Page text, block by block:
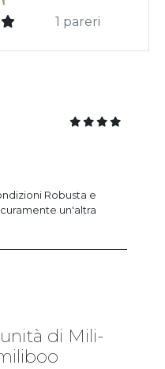
1 pareri
Robusta e
un'altra
di Mili-